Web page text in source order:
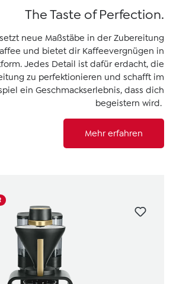
The Taste of Perfection.
neue Maßstäbe in der Zubereitung
und bietet dir Kaffeevergnügen in
Jedes Detail ist dafür erdacht, die
zu perfektionieren und schafft im
ein Geschmackserlebnis, dass dich
begeistern wird.
Mehr erfahren